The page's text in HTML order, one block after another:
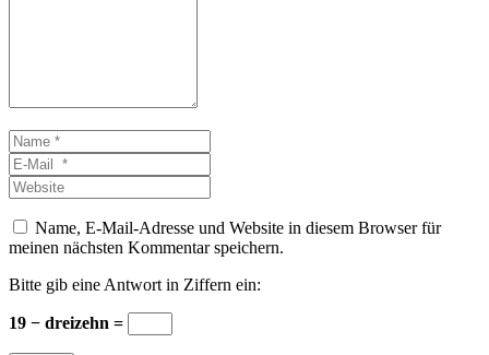
Name
*E-
Mail
*
Website
Name, E-Mail-Adresse und Website in diesem Browser für
meinen nächsten Kommentar speichern.
Bitte gib eine Antwort in Ziffern ein:
19 − dreizehn =